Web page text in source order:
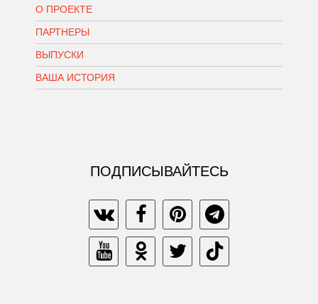
О ПРОЕКТЕ
ПАРТНЕРЫ
ВЫПУСКИ
ВАША ИСТОРИЯ
ПОДПИСЫВАЙТЕСЬ